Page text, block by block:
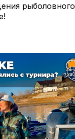
рыболовного